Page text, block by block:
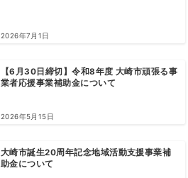
2026年7月1日
【6月30日締切】令和8年度 大崎市頑張る事
業者応援事業補助金について
2026年5月15日
大崎市誕生20周年記念地域活動支援事業補
助金について